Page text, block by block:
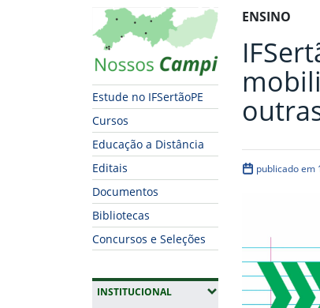
Início da navegação
Mapa Campi
Estude no IFSertãoPE
Cursos
Educação a Distância
Editais
Documentos
Bibliotecas
Concursos e Seleções
INSTITUCIONAL(EXPANDIR SUBMENUS)
Início do
ENSINO
publicado em